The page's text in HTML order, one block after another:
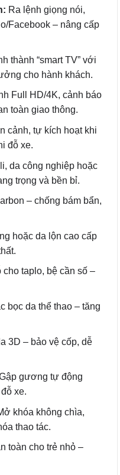
Ra lệnh giọng nói,
Facebook – nâng cấp
thành “smart TV” với
cho hành khách.
Full HD/4K, cảnh báo
toàn giao thông.
cảnh, tự kích hoạt khi
đỗ xe.
da công nghiệp hoặc
trọng và bền bỉ.
– chống bám bẩn,
hoặc da lộn cao cấp
cho taplo, bệ cần số –
bọc da thể thao – tăng
3D – bảo vệ cốp, dễ
gương tự động
xe.
khóa không chìa,
thao tác.
toàn cho trẻ nhỏ –